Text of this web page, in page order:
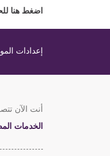
اضغط هنا
إعدادات
أنت الآن
الخدمات